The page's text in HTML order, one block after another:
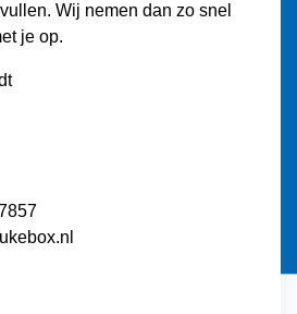
Wij nemen dan zo snel
je op.